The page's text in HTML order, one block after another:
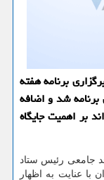
برنامه هفته
شد و اضافه
بر اهمیت جایگاه
جامعی رئیس ستاد
با عنایت به اظهار